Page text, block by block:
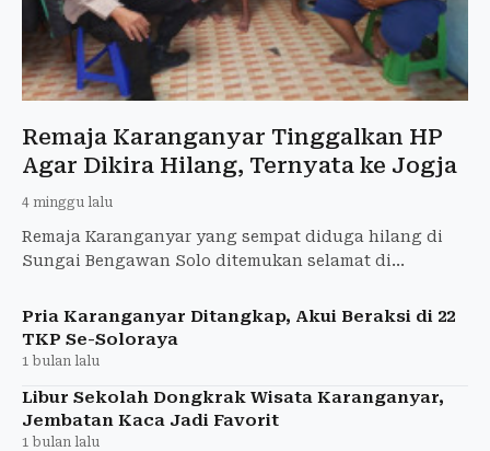
Remaja Karanganyar Tinggalkan HP
Agar Dikira Hilang, Ternyata ke Jogja
4 minggu lalu
Remaja Karanganyar yang sempat diduga hilang di
Sungai Bengawan Solo ditemukan selamat di
sandal.
Pria Karanganyar Ditangkap, Akui Beraksi di 22
TKP Se-Soloraya
1 bulan lalu
Libur Sekolah Dongkrak Wisata Karanganyar,
Jembatan Kaca Jadi Favorit
1 bulan lalu